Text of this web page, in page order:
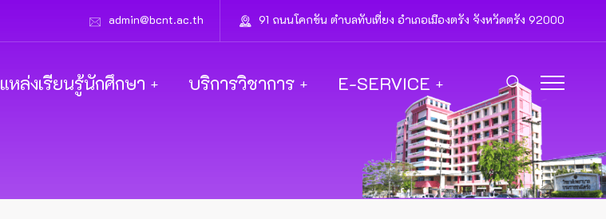
admin@bcnt.ac.th 91 ถนนโคกขัน ตำบลทับเที่ยง อำเภอเมืองตรัง จังหวัดตรัง 92000
แหล่งเรียนรู้นักศึกษา บริการวิชาการ E-SERVICE